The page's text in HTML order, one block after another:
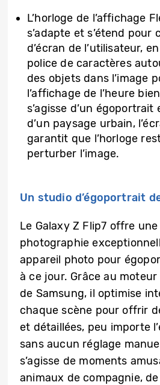
L’horloge de l’affichage
s’adapte et s’étend pour
d’écran de l’utilisateur,
police de caractères
des objets dans l’image
l’affichage de l’heure
s’agisse d’un
d’un paysage urbain,
garantit que l’horloge
perturber l’image.
Un studio d’égoportrait
Le Galaxy Z Flip7 offre
photographie
appareil photo pour
à ce jour. Grâce au
de Samsung, il optimise
chaque scène pour offrir
et détaillées, peu importe
sans aucun réglage
s’agisse de moments
animaux de compagnie,